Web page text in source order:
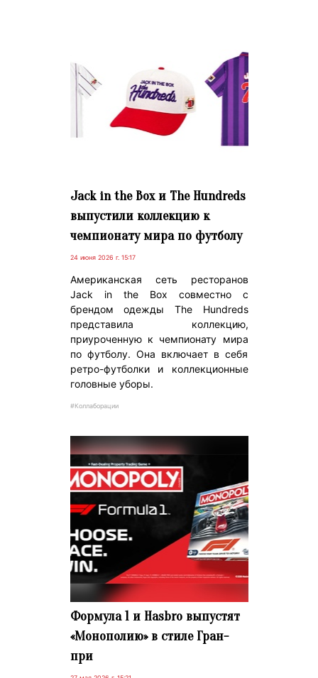
Jack in the Box и The Hundreds
выпустили коллекцию к
чемпионату мира по футболу
24 июня 2026 г. 15:17
Американская сеть ресторанов
Jack in the Box совместно с
брендом одежды The Hundreds
представила коллекцию,
приуроченную к чемпионату мира
по футболу. Она включает в себя
ретро-футболки и коллекционные
головные уборы.
#Коллаборации
Формула 1 и Hasbro выпустят
«Монополию» в стиле Гран-
при